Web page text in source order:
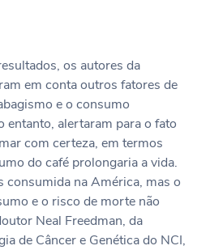
os autores da
em conta outros fatores de
e o consumo
entanto, alertaram para o fato
com certeza, em termos
do café prolongaria a vida.
consumida na América, mas o
e o risco de morte não
Neal Freedman, da
de Câncer e Genética do NCI,